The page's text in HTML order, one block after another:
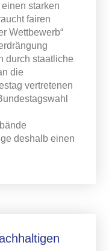
starken
fairen
Wettbewerb“
durch staatliche
die
vertretenen
deshalb einen